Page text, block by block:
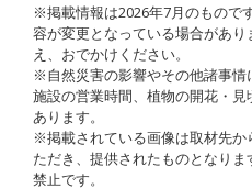
※掲載情報は2026年7月のもので
容が変更となっている場合があ
え、おでかけください。
※自然災害の影響やその他諸事情
施設の営業時間、植物の開花・
あります。
※掲載されている画像は取材先
ただき、提供されたものとなり
禁止です。